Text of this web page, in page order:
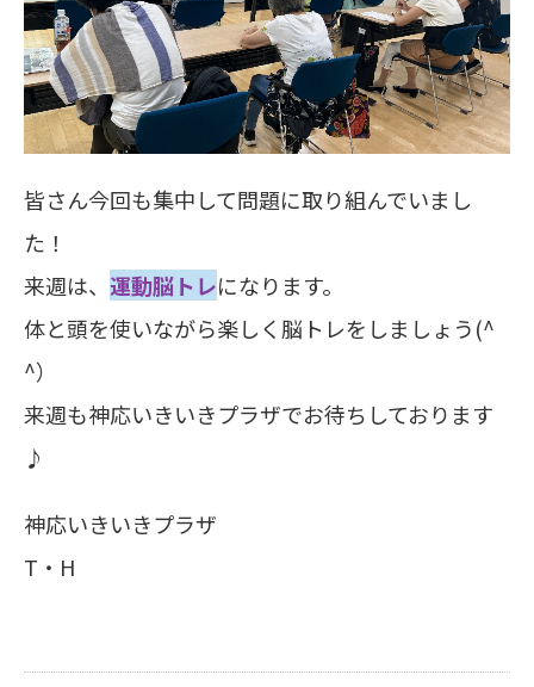
皆さん今回も集中して問題に取り組んでいまし
た！
来週は、 運動脳トレになります。
体と頭を使いながら楽しく脳トレをしましょう(^
^）
来週も神応いきいきプラザでお待ちしております
♪
神応いきいきプラザ
T・H